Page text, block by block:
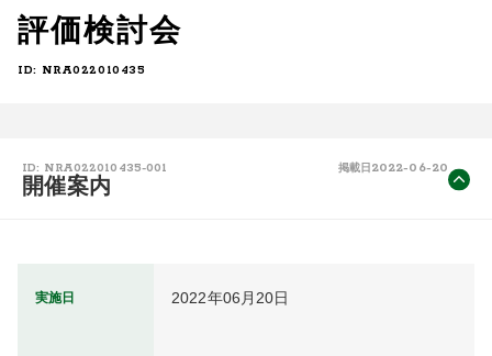
評価検討会
ID: NRA022010435
ID: NRA022010435-001 掲載日 2022-06-20
開催案内
実施日 2022年06月20日